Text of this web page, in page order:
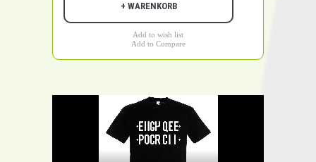
+ WARENKORB
Add to wish list
Add to Compare